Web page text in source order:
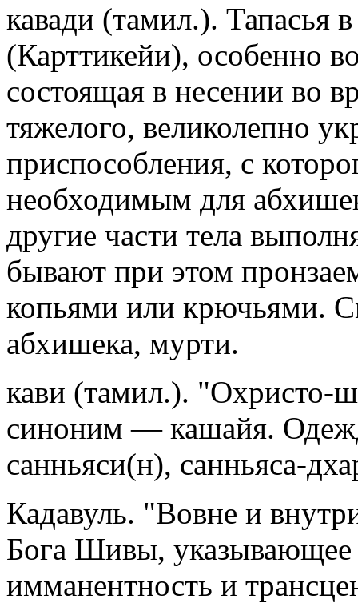
кавади (тамил.). Тапасья
(Карттикейи), особенно
состоящая в несении во
тяжелого, великолепно
приспособления, с
необходимым для
другие части тела
бывают при этом
копьями или крючьями.
абхишека, мурти.
кави (тамил.). "Охристо-
синоним — кашайя.
санньяси(н), санньяса-
Кадавуль. "Вовне и
Бога Шивы,
имманентность и